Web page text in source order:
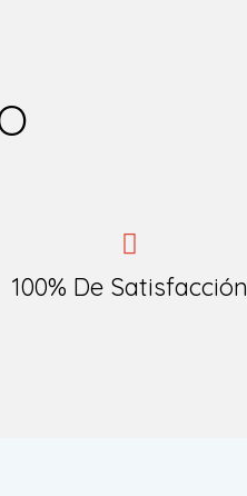
100% De Satisfacción